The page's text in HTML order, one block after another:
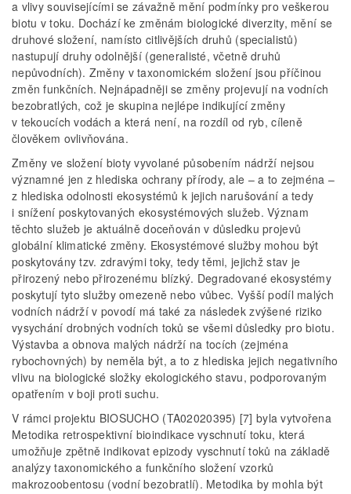
a vlivy souvisejícími se závažně mění podmínky pro veškerou
biotu v toku. Dochází ke změnám biologické diverzity, mění se
druhové složení, namísto citlivějších druhů (specialistů)
nastupují druhy odolnější (generalisté, včetně druhů
nepůvodních). Změny v taxonomickém složení jsou příčinou
změn funkčních. Nejnápadněji se změny projevují na vodních
bezobratlých, což je skupina nejlépe indikující změny
v tekoucích vodách a která není, na rozdíl od ryb, cíleně
člověkem ovlivňována.
Změny ve složení bioty vyvolané působením nádrží nejsou
významné jen z hlediska ochrany přírody, ale – a to zejména –
z hlediska odolnosti ekosystémů k jejich narušování a tedy
i snížení poskytovaných ekosystémových služeb. Význam
těchto služeb je aktuálně doceňován v důsledku projevů
globální klimatické změny. Ekosystémové služby mohou být
poskytovány tzv. zdravými toky, tedy těmi, jejichž stav je
přirozený nebo přirozenému blízký. Degradované ekosystémy
poskytují tyto služby omezeně nebo vůbec. Vyšší podíl malých
vodních nádrží v povodí má také za následek zvýšené riziko
vysychání drobných vodních toků se všemi důsledky pro biotu.
Výstavba a obnova malých nádrží na tocích (zejména
rybochovných) by neměla být, a to z hlediska jejich negativního
vlivu na biologické složky ekologického stavu, podporovaným
opatřením v boji proti suchu.
V rámci projektu BIOSUCHO (TA02020395) [7] byla vytvořena
Metodika retrospektivní bioindikace vyschnutí toku, která
umožňuje zpětně indikovat epizody vyschnutí toků na základě
analýzy taxonomického a funkčního složení vzorků
makrozoobentosu (vodní bezobratlí). Metodika by mohla být